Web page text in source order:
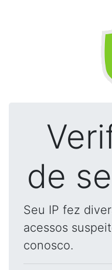
de
Seu IP fez
acessos
conosco.